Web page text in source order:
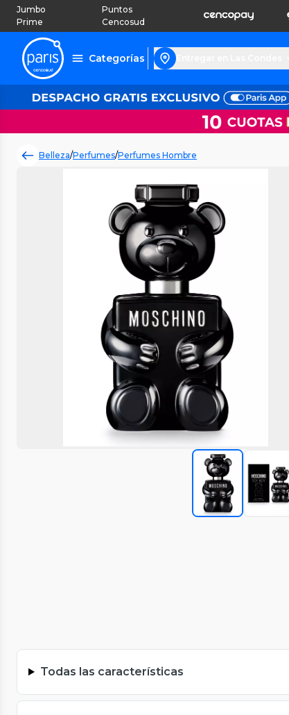
Jumbo
Prime
Puntos
Cencosud
Categorías
Belleza/Perfumes/Perfumes Hombre
Todas las características